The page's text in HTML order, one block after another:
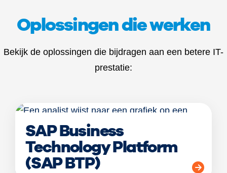
Oplossingen die werken
Bekijk de oplossingen die bijdragen aan een betere IT-
prestatie:
SAP Business
Technology Platform
(SAP BTP)